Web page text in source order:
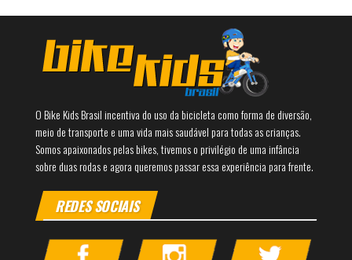
O Bike Kids Brasil incentiva do uso da bicicleta como forma de diversão,
meio de transporte e uma vida mais saudável para todas as crianças.
Somos apaixonados pelas bikes, tivemos o privilégio de uma infância
sobre duas rodas e agora queremos passar essa experiência para frente.
REDES SOCIAIS